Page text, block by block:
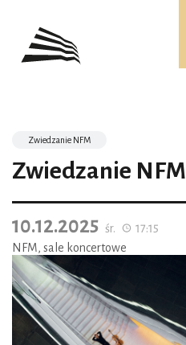
Zwiedzanie NFM
Zwiedzanie NFM
10.12.2025 śr.
17:15
NFM, sale koncertowe